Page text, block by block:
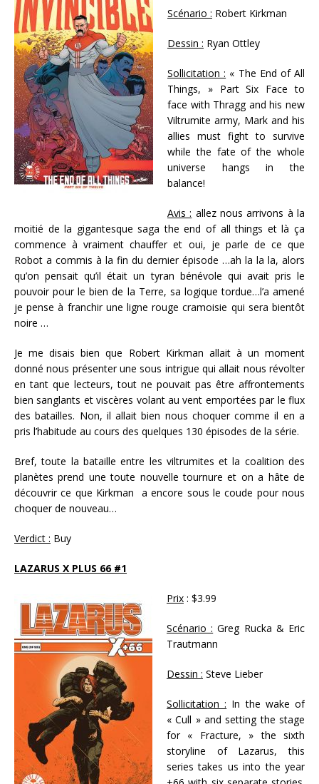
Scénario : Robert Kirkman
Dessin : Ryan Ottley
Sollicitation : « The End of All
Things, » Part Six Face to
face with Thragg and his new
Viltrumite army, Mark and his
allies must fight to survive
while the fate of the whole
universe hangs in the
balance!
Avis : allez nous arrivons à la
moitié de la gigantesque saga the end of all things et là ça
commence à vraiment chauffer et oui, je parle de ce que
Robot a commis à la fin du dernier épisode …ah la la la, alors
qu’on pensait qu’il était un tyran bénévole qui avait pris le
pouvoir pour le bien de la Terre, sa logique tordue…l’a amené
je pense à franchir une ligne rouge cramoisie qui sera bientôt
noire …
Je me disais bien que Robert Kirkman allait à un moment
donné nous présenter une sous intrigue qui allait nous révolter
en tant que lecteurs, tout ne pouvait pas être affrontements
bien sanglants et viscères volant au vent emportées par le flux
des batailles. Non, il allait bien nous choquer comme il en a
pris l’habitude au cours des quelques 130 épisodes de la série.
Bref, toute la bataille entre les viltrumites et la coalition des
planètes prend une toute nouvelle tournure et on a hâte de
découvrir ce que Kirkman a encore sous le coude pour nous
choquer de nouveau…
Verdict : Buy
LAZARUS X PLUS 66 #1
Prix : $3.99
Scénario : Greg Rucka & Eric
Trautmann
Dessin : Steve Lieber
Sollicitation : In the wake of
« Cull » and setting the stage
for « Fracture, » the sixth
storyline of Lazarus, this
series takes us into the year